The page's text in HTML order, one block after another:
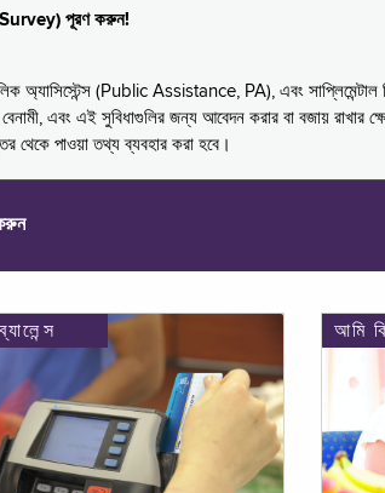
Survey) পূরণ করুন!
অ্যাসিস্টেন্স (Public Assistance, PA), এবং
এবং এই সুবিধাগুলির জন্য আবেদন করার বা বজায় রাখার
থেকে পাওয়া তথ্য ব্যবহার করা হবে।
আমি